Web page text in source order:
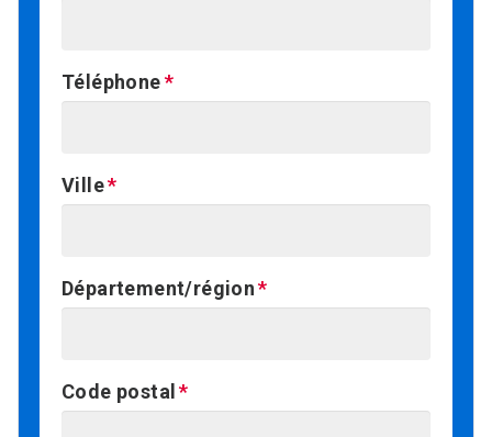
Téléphone
Ville
Département/région
Code postal